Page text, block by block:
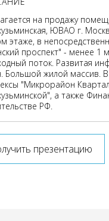
на продажу
ЮВАО г.
этаже, в
проспект" - менее
поток. Развитая
Большой жилой массив.
"Микрорайон
а также
РФ.
презентацию